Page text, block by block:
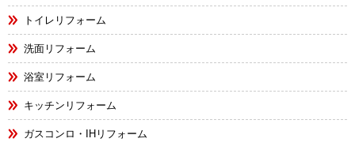
トイレリフォーム
洗面リフォーム
浴室リフォーム
キッチンリフォーム
ガスコンロ・IHリフォーム